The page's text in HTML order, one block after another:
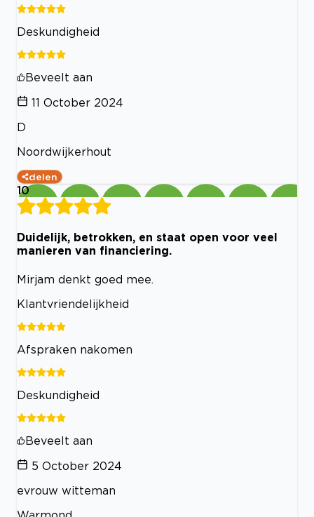
Deskundigheid
Beveelt aan
11 October 2024
D
Noordwijkerhout
delen
10
Duidelijk, betrokken, en staat open voor veel
manieren van financiering.
Mirjam denkt goed mee.
Klantvriendelijkheid
Afspraken nakomen
Deskundigheid
Beveelt aan
5 October 2024
evrouw witteman